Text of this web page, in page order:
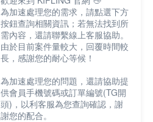
為加速處理您的需求，請點選下方
按鈕查詢相關資訊；若無法找到所
需內容，還請聯繫線上客服協助。
由於目前案件量較大，回覆時間較
長，感謝您的耐心等候！
為加速處理您的問題，還請協助提
供會員手機號碼或訂單編號(TG開
頭)，以利客服為您查詢確認，謝
謝您的配合。